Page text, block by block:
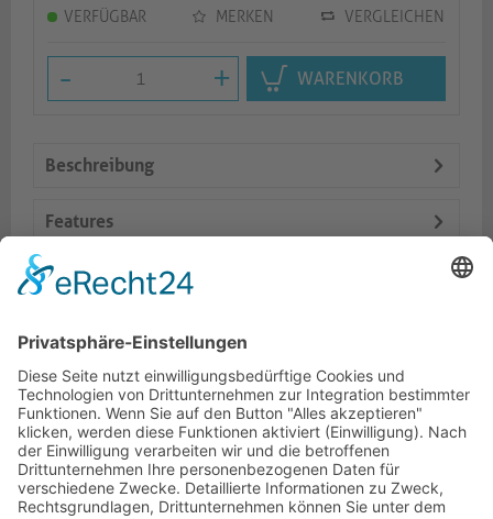
VERFÜGBAR MERKEN VERGLEICHEN
- + WARENKORB
Beschreibung
Features
Logistik
Dokumente
Ähnliche Artikel
HOTLINE